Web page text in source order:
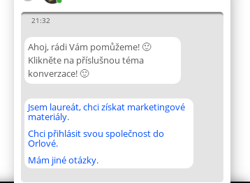
21:32
Ahoj, rádi Vám pomůžeme! 🙂
Klikněte na příslušnou téma
konverzace! 🙂
Jsem laureát, chci získat marketingové
materiály.
Chci přihlásit svou společnost do
Orlové.
Mám jiné otázky.